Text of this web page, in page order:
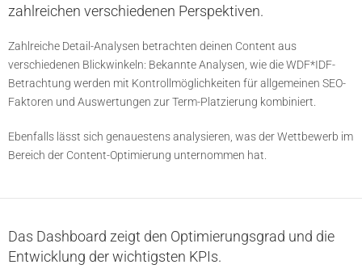
zahlreichen verschiedenen Perspektiven.
Zahlreiche Detail-Analysen betrachten deinen Content aus
verschiedenen Blickwinkeln: Bekannte Analysen, wie die WDF*IDF-
Betrachtung werden mit Kontrollmöglichkeiten für allgemeinen SEO-
Faktoren und Auswertungen zur Term-Platzierung kombiniert.
Ebenfalls lässt sich genauestens analysieren, was der Wettbewerb im
Bereich der Content-Optimierung unternommen hat.
Das Dashboard zeigt den Optimierungsgrad und die
Entwicklung der wichtigsten KPIs.